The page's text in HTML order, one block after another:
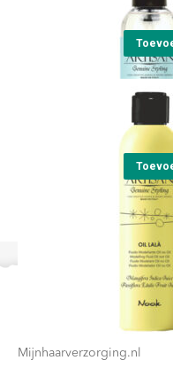
22,00
Mijnhaarverzorging.nl